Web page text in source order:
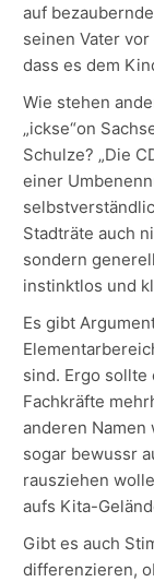
auf
seinen Vater
dass es dem
Wie stehen
„ickse“on
Schulze? „Die
einer
Stadträte auch
sondern
instinktlos und
Es gibt
sind. Ergo sollte
Fachkräfte
anderen
sogar bewussr
rausziehen
aufs Kita-
Gibt es auch
differenzieren,